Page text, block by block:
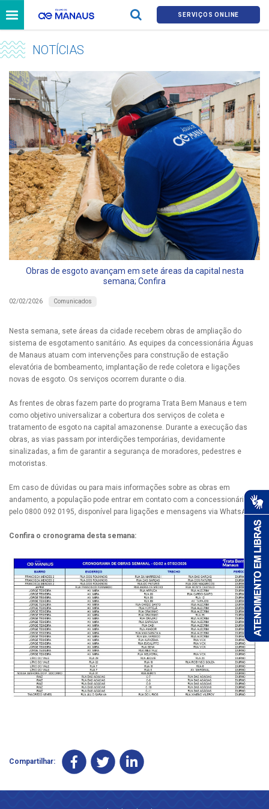
SERVIÇOS ONLINE
NOTÍCIAS
Obras de esgoto avançam em sete áreas da capital nesta
semana; Confira
02/02/2026 Comunicados
Nesta semana, sete áreas da cidade recebem obras de ampliação do
sistema de esgotamento sanitário. As equipes da concessionária Águas
de Manaus atuam com intervenções para construção de estação
elevatória de bombeamento, implantação de rede coletora e ligações
novas de esgoto. Os serviços ocorrem durante o dia.
As frentes de obras fazem parte do programa Trata Bem Manaus e tem
como objetivo universalizar a cobertura dos serviços de coleta e
tratamento de esgoto na capital amazonense. Durante a execução das
obras, as vias passam por interdições temporárias, devidamente
sinalizadas, a fim de garantir a segurança de moradores, pedestres e
motoristas.
Em caso de dúvidas ou para mais informações sobre as obras em
andamento, a população pode entrar em contato com a concessionária
pelo 0800 092 0195, disponível para ligações e mensagens via WhatsApp.
Confira o cronograma desta semana:
Compartilhar: